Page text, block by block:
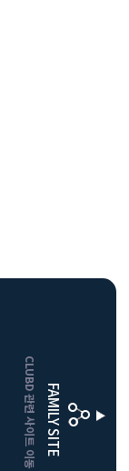
FAMILY SITE
CLUBD 관련 사이트 이동